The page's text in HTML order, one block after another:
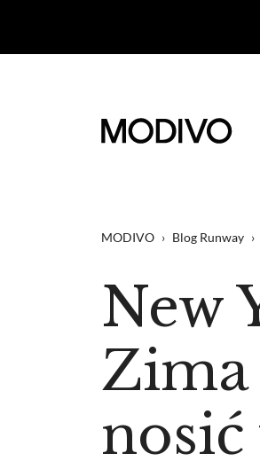
MODIVO › Blog Runway ›
New
Zima
nosić